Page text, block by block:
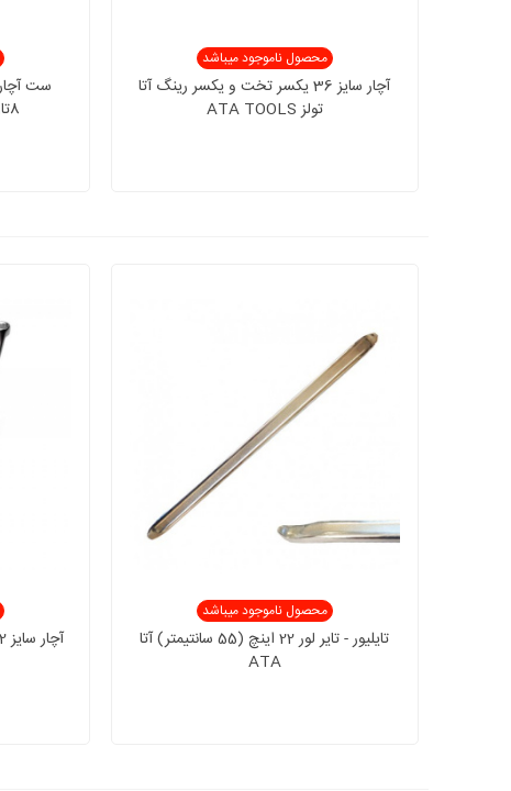
محصول ناموجود میباشد
آچار سایز 36 یکسر تخت و یکسر رینگ آتا
تولز ATA TOOLS
8تا19 آتا ATA مدل BX800
محصول ناموجود میباشد
تایلیور - تایر لور 22 اینچ (55 سانتیمتر) آتا
ATA